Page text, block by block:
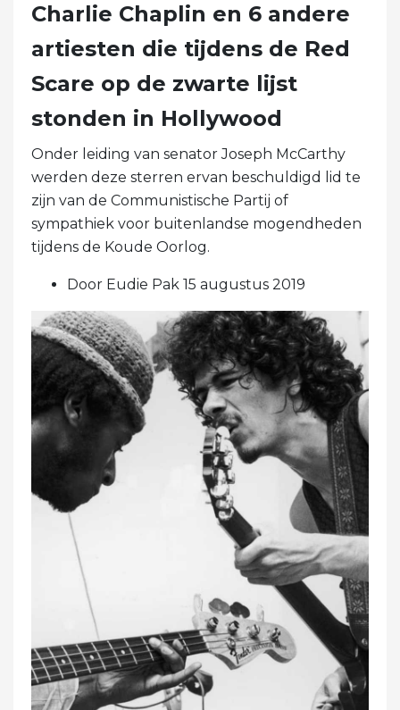
Charlie Chaplin en 6 andere
artiesten die tijdens de Red
Scare op de zwarte lijst
stonden in Hollywood
Onder leiding van senator Joseph McCarthy
werden deze sterren ervan beschuldigd lid te
zijn van de Communistische Partij of
sympathiek voor buitenlandse mogendheden
tijdens de Koude Oorlog.
Door Eudie Pak 15 augustus 2019